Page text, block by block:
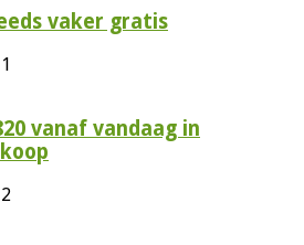
vaker gratis
vanaf vandaag in